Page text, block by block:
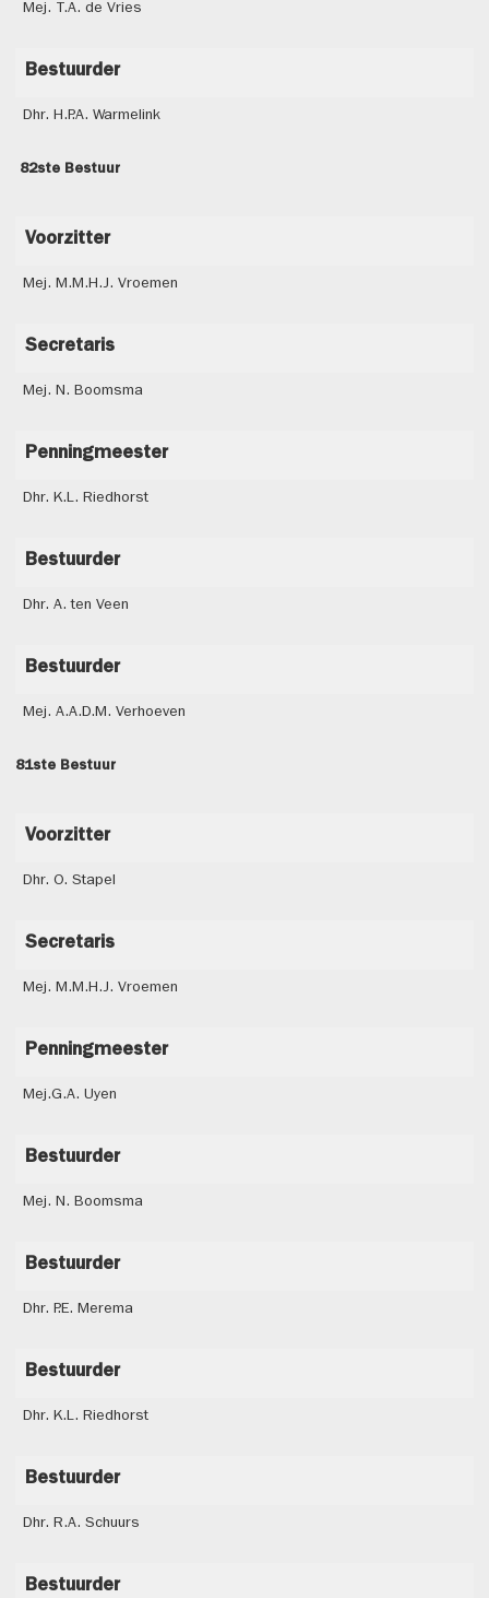
Mej. T.A. de Vries
Bestuurder
Dhr. H.P.A. Warmelink
82ste Bestuur
Voorzitter
Mej. M.M.H.J. Vroemen
Secretaris
Mej. N. Boomsma
Penningmeester
Dhr. K.L. Riedhorst
Bestuurder
Dhr. A. ten Veen
Bestuurder
Mej. A.A.D.M. Verhoeven
81ste Bestuur
Voorzitter
Dhr. O. Stapel
Secretaris
Mej. M.M.H.J. Vroemen
Penningmeester
Mej.G.A. Uyen
Bestuurder
Mej. N. Boomsma
Bestuurder
Dhr. P.E. Merema
Bestuurder
Dhr. K.L. Riedhorst
Bestuurder
Dhr. R.A. Schuurs
Bestuurder